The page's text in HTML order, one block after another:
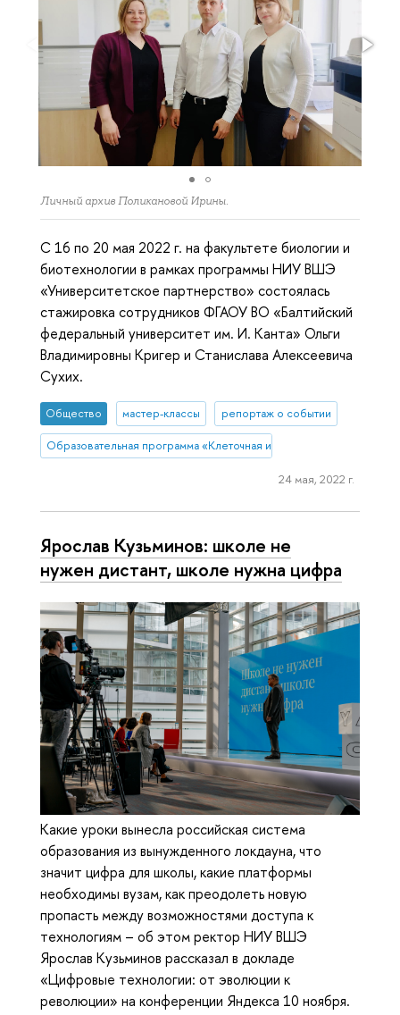
Личный архив Поликановой Ирины.
С 16 по 20 мая 2022 г. на факультете биологии и
биотехнологии в рамках программы НИУ ВШЭ
«Университетское партнерство» состоялась
стажировка сотрудников ФГАОУ ВО «Балтийский
федеральный университет им. И. Канта» Ольги
Владимировны Кригер и Станислава Алексеевича
Сухих.
Общество мастер-классы репортаж о событии
Образовательная программа «Клеточная и молекулярная
24 мая, 2022 г.
Ярослав Кузьминов: школе не
нужен дистант, школе нужна цифра
Какие уроки вынесла российская система
образования из вынужденного локдауна, что
значит цифра для школы, какие платформы
необходимы вузам, как преодолеть новую
пропасть между возможностями доступа к
технологиям – об этом ректор НИУ ВШЭ
Ярослав Кузьминов рассказал в докладе
«Цифровые технологии: от эволюции к
революции» на конференции Яндекса 10 ноября.